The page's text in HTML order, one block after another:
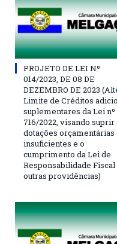
PROJETO DE LEI Nº
014/2023, DE 08 DE
DEZEMBRO DE 2023
Limite de Créditos
suplementares da Lei nº
716/2022, visando suprir
dotações orçamentárias
insuficientes e o
cumprimento da Lei de
Responsabilidade Fiscal
outras providências)